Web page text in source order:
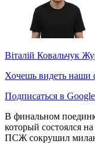
Віталій Ковальчук
Хочешь видеть наши
Подписаться в Google
В финальном
который состоялся
ПСЖ сокрушил